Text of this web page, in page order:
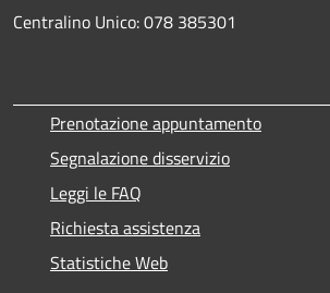
Centralino Unico: 078 385301
Prenotazione appuntamento
Segnalazione disservizio
Leggi le FAQ
Richiesta assistenza
Statistiche Web